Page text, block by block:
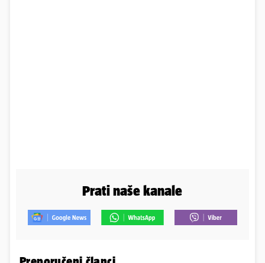
Prati naše kanale